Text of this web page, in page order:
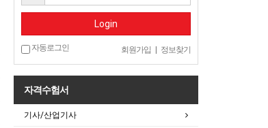
Login
자동로그인 회원가입 | 정보찾기
자격수험서
기사/산업기사